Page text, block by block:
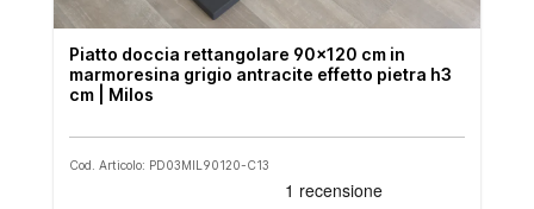
Piatto doccia rettangolare 90x120 cm in
marmoresina grigio antracite effetto pietra h3
cm | Milos
Cod. Articolo: PD03MIL90120-C13